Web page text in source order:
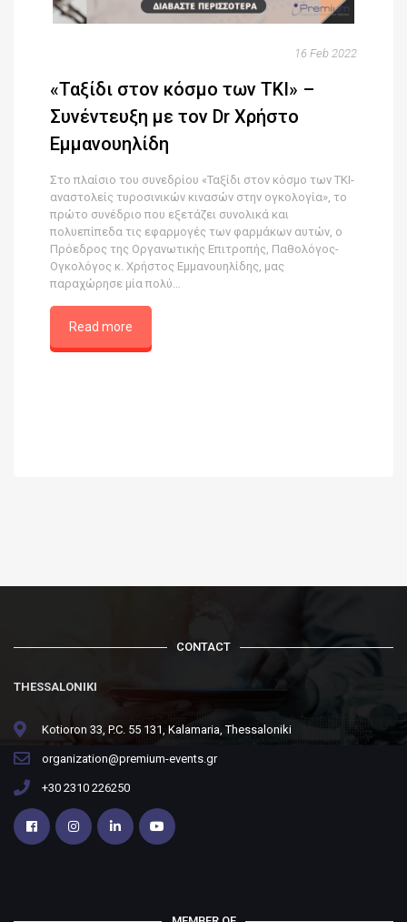
16 Feb 2022
«Ταξίδι στον κόσμο των ΤΚΙ» –
Συνέντευξη με τον Dr Χρήστο
Εμμανουηλίδη
Στο πλαίσιο του συνεδρίου «Ταξίδι στον κόσμο των ΤΚΙ-
αναστολείς τυροσινικών κινασών στην ογκολογία», το
πρώτο συνέδριο που εξετάζει συνολικά και
πολυεπίπεδα τις εφαρμογές των φαρμάκων αυτών, ο
Πρόεδρος της Οργανωτικής Επιτροπής, Παθολόγος-
Ογκολόγος κ. Χρήστος Εμμανουηλίδης, μας
παραχώρησε μία πολύ…
Read more
CONTACT
THESSALONIKI
Kotioron 33, P.C. 55 131, Kalamaria, Thessaloniki
organization@premium-events.gr
+30 2310 226250